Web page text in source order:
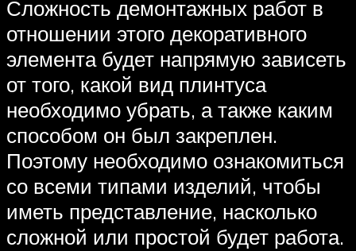
Сложность демонтажных работ в
отношении этого декоративного
элемента будет напрямую зависеть
от того, какой вид плинтуса
необходимо убрать, а также каким
способом он был закреплен.
Поэтому необходимо ознакомиться
со всеми типами изделий, чтобы
иметь представление, насколько
сложной или простой будет работа.